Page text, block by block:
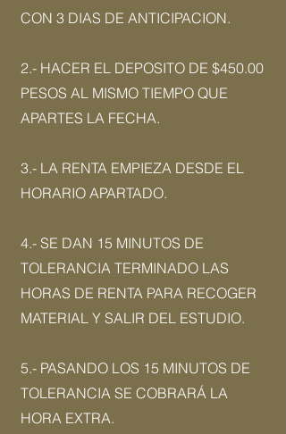
CON 3 DIAS DE ANTICIPACION.
2.- HACER EL DEPOSITO DE $450.00
PESOS AL MISMO TIEMPO QUE
APARTES LA FECHA.
3.- LA RENTA EMPIEZA DESDE EL
HORARIO APARTADO.
4.- SE DAN 15 MINUTOS DE
TOLERANCIA TERMINADO LAS
HORAS DE RENTA PARA RECOGER
MATERIAL Y SALIR DEL ESTUDIO.
5.- PASANDO LOS 15 MINUTOS DE
TOLERANCIA SE COBRARÁ LA
HORA EXTRA.